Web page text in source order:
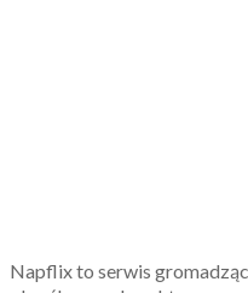
Napflix to serwis